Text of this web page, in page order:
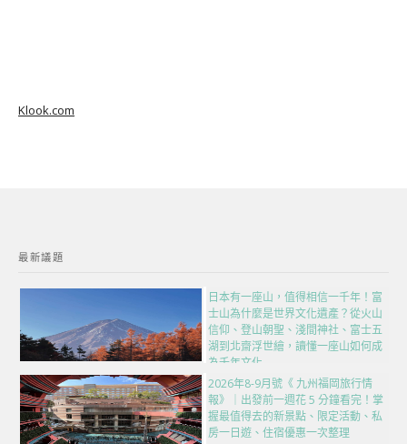
Klook.com
最新議題
日本有一座山，值得相信一千年！富
士山為什麼是世界文化遺產？從火山
信仰、登山朝聖、淺間神社、富士五
湖到北齋浮世繪，讀懂一座山如何成
為千年文化
2026年8-9月號《 九州福岡旅行情
報》｜出發前一週花 5 分鐘看完！掌
握最值得去的新景點、限定活動、私
房一日遊、住宿優惠一次整理